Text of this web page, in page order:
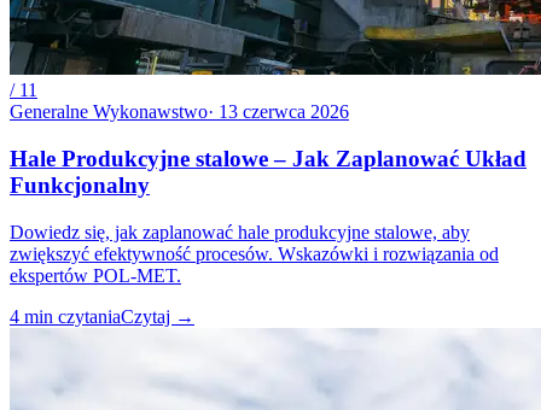
/ 11
Generalne Wykonawstwo· 13 czerwca 2026
Hale Produkcyjne stalowe – Jak Zaplanować Układ
Funkcjonalny
Dowiedz się, jak zaplanować hale produkcyjne stalowe, aby
zwiększyć efektywność procesów. Wskazówki i rozwiązania od
ekspertów POL-MET.
4 min czytaniaCzytaj →